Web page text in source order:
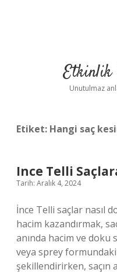
Unutulmaz
Etiket: Hangi saç
Ince Telli
Tarih: Aralık 4, 2024
İnce Telli saçlar nasıl
hacim kazandırmak,
anında hacim ve doku
veya sprey formundaki
şekillendirirken, saçın